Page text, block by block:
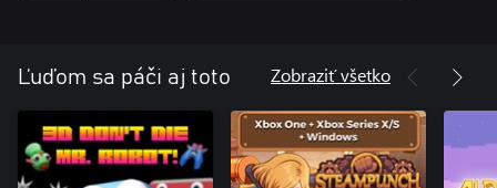
Ľuďom sa páči aj toto Zobraziť všetko